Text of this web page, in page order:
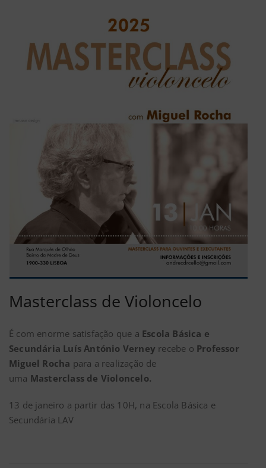
Masterclass de Violoncelo
É com enorme satisfação que a Escola Básica e
Secundária Luís António Verney recebe o Professor
Miguel Rocha para a realização de
uma Masterclass de Violoncelo.
13 de janeiro a partir das 10H, na Escola Básica e
Secundária LAV